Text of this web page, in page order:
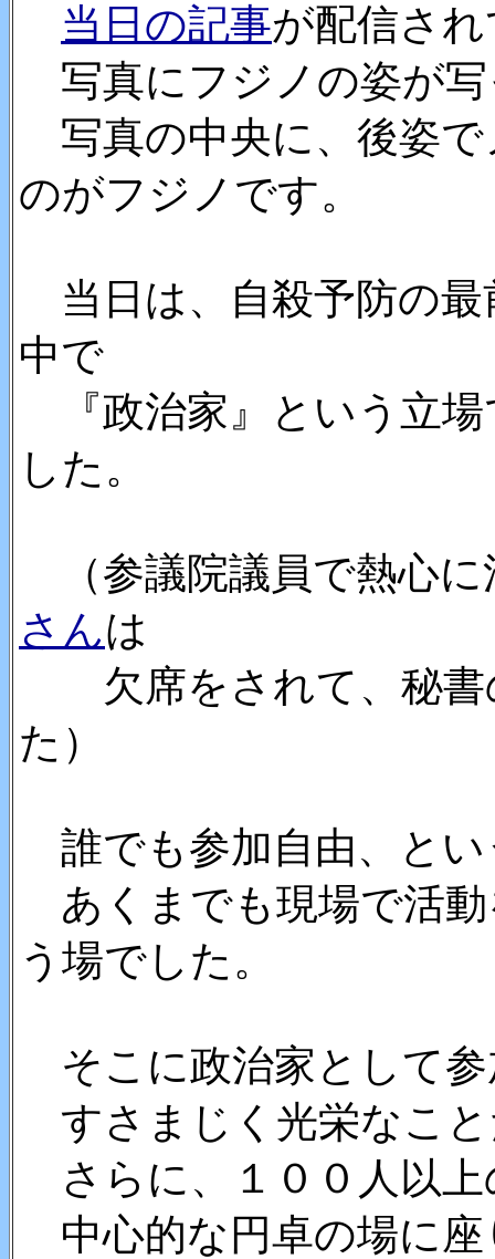
当日の記事が配信さ
写真にフジノの姿が
写真の中央に、後姿
のがフジノです。
当日は、自殺予防の最
中で
『政治家』という立
した。
（参議院議員で熱心に
さんは
欠席をされて、秘書
た）
誰でも参加自由、と
あくまでも現場で活
う場でした。
そこに政治家として
すさまじく光栄なこ
さらに、１００人以上
中心的な円卓の場に座